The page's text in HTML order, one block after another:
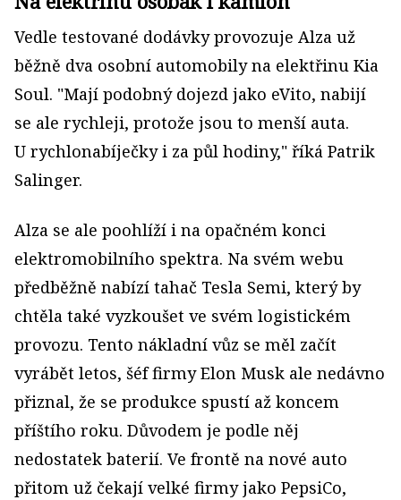
Vedle testované dodávky provozuje Alza už
běžně dva osobní automobily na elektřinu Kia
Soul. "Mají podobný dojezd jako eVito, nabijí
se ale rychleji, protože jsou to menší auta.
U rychlonabíječky i za půl hodiny," říká Patrik
Salinger.
Alza se ale poohlíží i na opačném konci
elektromobilního spektra. Na svém webu
předběžně nabízí tahač Tesla Semi, který by
chtěla také vyzkoušet ve svém logistickém
provozu. Tento nákladní vůz se měl začít
vyrábět letos, šéf firmy Elon Musk ale nedávno
přiznal, že se produkce spustí až koncem
příštího roku. Důvodem je podle něj
nedostatek baterií. Ve frontě na nové auto
přitom už čekají velké firmy jako PepsiCo,